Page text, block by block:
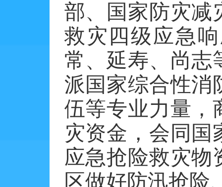
部、国家防灾减
救灾四级应急
常、延寿、尚志
派国家综合性消
伍等专业力量，
灾资金，会同国
应急抢险救灾物
区做好防汛抢险